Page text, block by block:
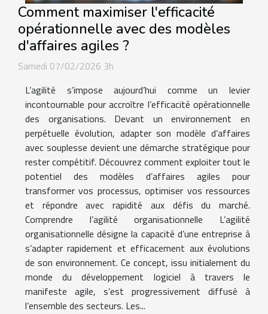
Comment maximiser l'efficacité
opérationnelle avec des modèles
d'affaires agiles ?
Samedi 07/02/2026 3h
L’agilité s’impose aujourd’hui comme un levier
incontournable pour accroître l’efficacité opérationnelle
des organisations. Devant un environnement en
perpétuelle évolution, adapter son modèle d’affaires
avec souplesse devient une démarche stratégique pour
rester compétitif. Découvrez comment exploiter tout le
potentiel des modèles d’affaires agiles pour
transformer vos processus, optimiser vos ressources
et répondre avec rapidité aux défis du marché.
Comprendre l’agilité organisationnelle L’agilité
organisationnelle désigne la capacité d’une entreprise à
s’adapter rapidement et efficacement aux évolutions
de son environnement. Ce concept, issu initialement du
monde du développement logiciel à travers le
manifeste agile, s’est progressivement diffusé à
l’ensemble des secteurs. Les...